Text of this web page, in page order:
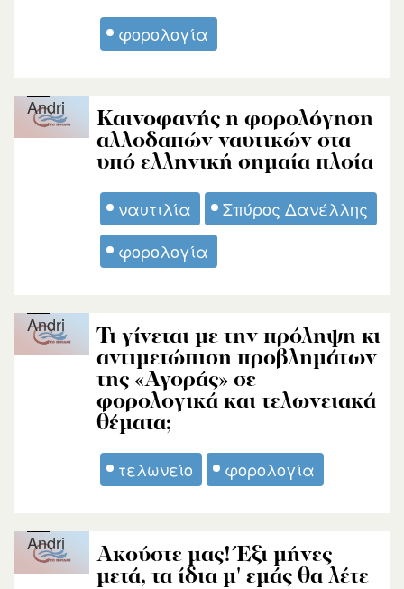
φορολογία
Καινοφανής η φορολόγηση
αλλοδαπών ναυτικών στα
υπό ελληνική σημαία πλοία
ναυτιλία
Σπύρος Δανέλλης
φορολογία
Andri
Τι γίνεται με την πρόληψη κι
αντιμετώπιση προβλημάτων
της «Αγοράς» σε
φορολογικά και τελωνειακά
θέματα;
τελωνείο φορολογία
Andri
Ακούστε μας! Έξι μήνες
μετά, τα ίδια μ' εμάς θα λέτε
Andri